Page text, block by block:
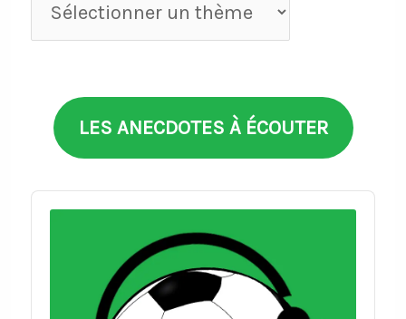
par
LES ANECDOTES À ÉCOUTER
Audio
Player